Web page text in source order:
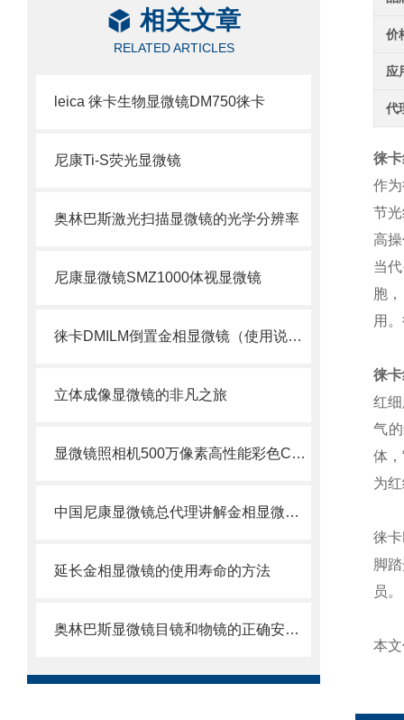
相关文章
RELATED ARTICLES
leica 徕卡生物显微镜DM750徕卡
尼康Ti-S荧光显微镜
奥林巴斯激光扫描显微镜的光学分辨率
尼康显微镜SMZ1000体视显微镜
徕卡DMILM倒置金相显微镜（使用说明书）
立体成像显微镜的非凡之旅
显微镜照相机500万像素高性能彩色CCD—奥林巴斯DP25
中国尼康显微镜总代理讲解金相显微镜的保养与正确的使用方法
延长金相显微镜的使用寿命的方法
奥林巴斯显微镜目镜和物镜的正确安装方法
价
应
代
徕
作
节
高
当
胞
用
徕
红
气
体
为
徕卡
脚
员。
本